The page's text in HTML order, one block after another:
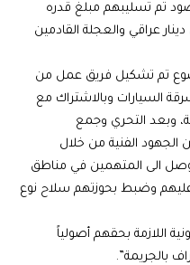
تم تسليبهم مبلغ قدره
ومبلغ (6) ملايين دينار عراقي والعجلة القادمين
تم تشكيل فريق عمل من
السيارات وبالاشتراك مع
وبعد التحري وجمع
الفنية من خلال
الى المتهمين في مناطق
وضبط بحوزتهم سلاح نوع
اللازمة بحقهم أصولياً
بالجريمة”.